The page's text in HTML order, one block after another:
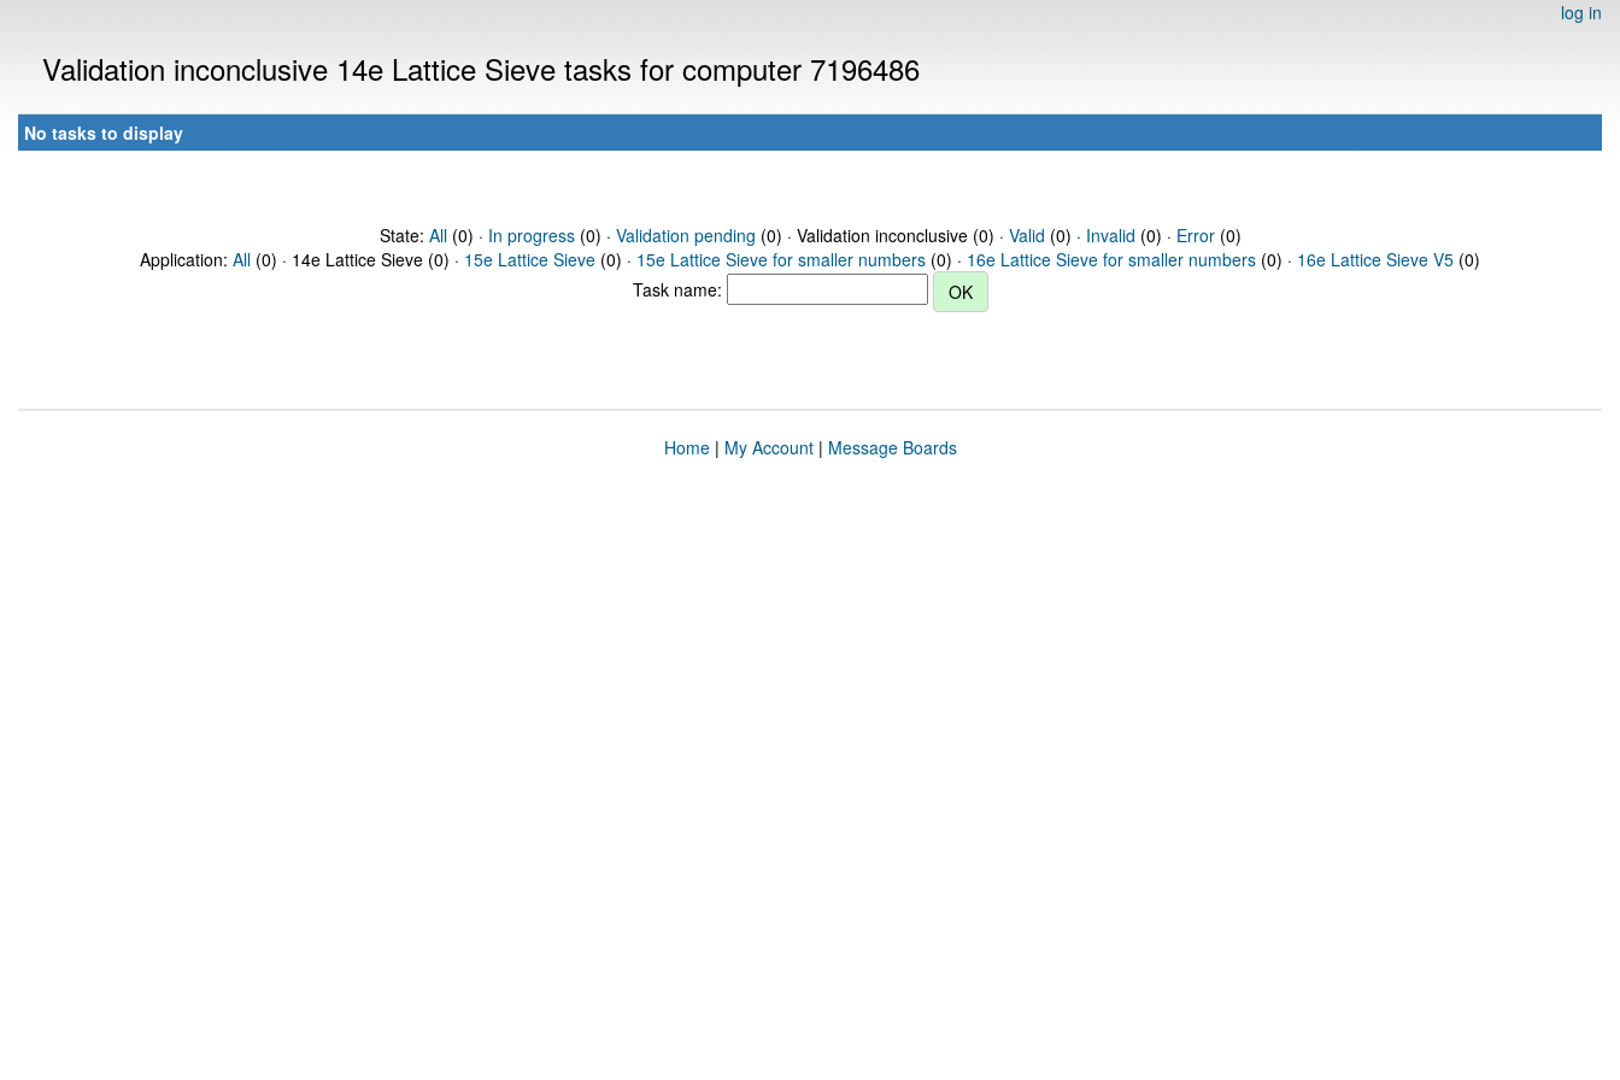
log in
Validation inconclusive 14e Lattice Sieve tasks for computer 7196486
No tasks to display
State: All(0) · In progress(0) · Validation pending (0) · Validation inconclusive (0) · Valid (0) · Invalid (0) · Error(0)
Application: All (0) · 14e Lattice Sieve (0) · 15e Lattice Sieve (0) · 15e Lattice Sieve for smaller numbers (0) · 16e Lattice Sieve for smaller numbers (0) · 16e Lattice Sieve V5 (0)
Task name:
Home| My Account| Message Boards